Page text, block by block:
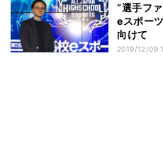
“選手フ
eスポー
向けて
2019/12/09